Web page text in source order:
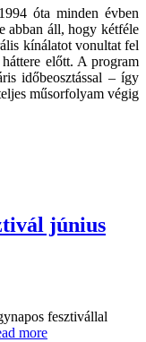
óta minden évben
abban áll, hogy kétféle
kínálatot vonultat fel
előtt. A program
időbeosztással – így
műsorfolyam végig
június
fesztivállal
more